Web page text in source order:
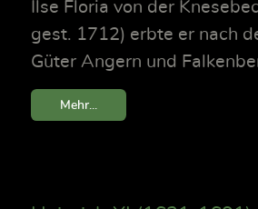
Ilse Floria von der
gest. 1712) erbte er nach
Güter Angern und
Mehr...